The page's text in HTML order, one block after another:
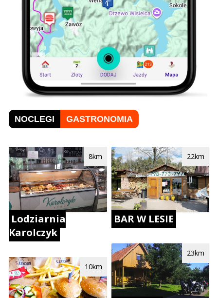
NOCLEGI GASTRONOMIA
Lodziarnia
Karolczyk
8km
10km
BAR W LESIE
22km
23km